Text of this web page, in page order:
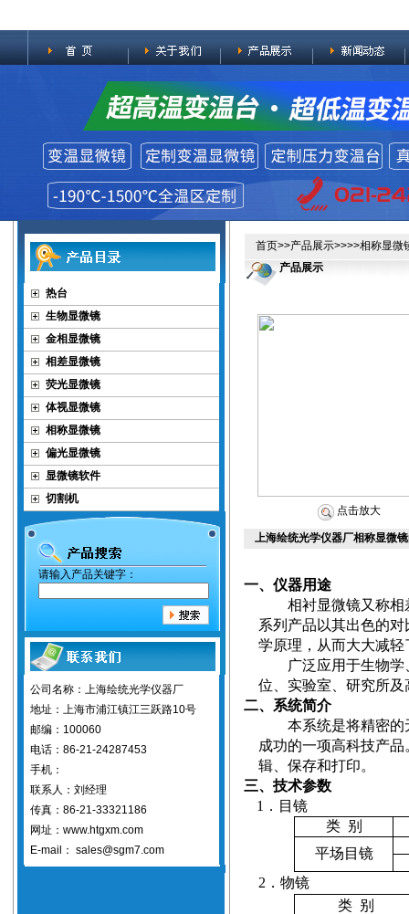
热台
生物显微镜
金相显微镜
相差显微镜
荧光显微镜
体视显微镜
相称显微镜
偏光显微镜
显微镜软件
切割机
请输入产品关键字：
公司名称：上海绘统光学仪器厂
地址：上海市浦江镇江三跃路10号
邮编：100060
电话：86-21-24287453
手机：
联系人：刘经理
传真：86-21-33321186
网址：www.htgxm.com
E-mail： sales@sgm7.com
首页>>产品展示>>>>相称显微
产品展示
点击放大
上海绘统光学仪器厂相称显微镜
一、仪器用途
相衬显微镜又称相
系列产品以其出色的
学原理，从而大大减
广泛应用于生物
位、实验室、研究所
二、系统简介
本系统是将精密的
成功的一项高科技产
辑、保存和打印。
三、技术参数
1 ．目镜
类 别
平场目镜
2 ．物镜
类 别